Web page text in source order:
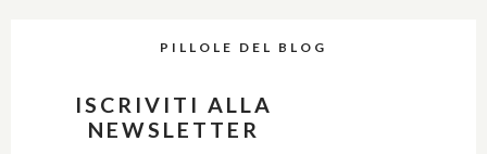
PILLOLE DEL BLOG
ISCRIVITI ALLA
NEWSLETTER